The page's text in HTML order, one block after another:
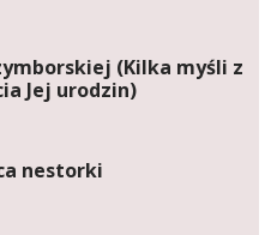
(Kilka myśli z
Jej urodzin)
nestorki